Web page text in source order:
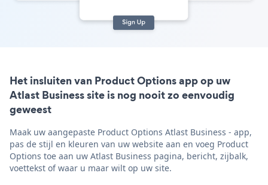
Het insluiten van Product Options app op uw
Atlast Business site is nog nooit zo eenvoudig
geweest
Maak uw aangepaste Product Options Atlast Business - app,
pas de stijl en kleuren van uw website aan en voeg Product
Options toe aan uw Atlast Business pagina, bericht, zijbalk,
voettekst of waar u maar wilt op uw site.